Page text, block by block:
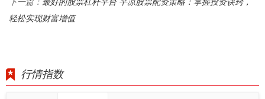
下一篇：
轻松实现财富增值
行情指数